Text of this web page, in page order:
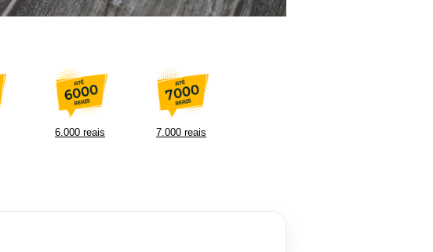
6.000 reais 7.000 reais